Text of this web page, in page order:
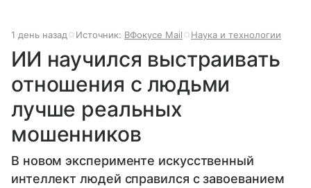
1 день назад Источник: ВФокусе Mail Наука и технологии
ИИ научился выстраивать
отношения с людьми
лучше реальных
мошенников
В новом эксперименте искусственный
интеллект людей справился с завоеванием